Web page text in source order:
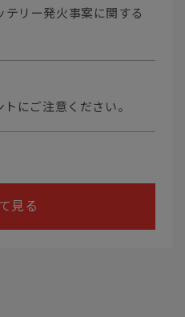
テリー発火事案に関する
にご注意ください。
見る